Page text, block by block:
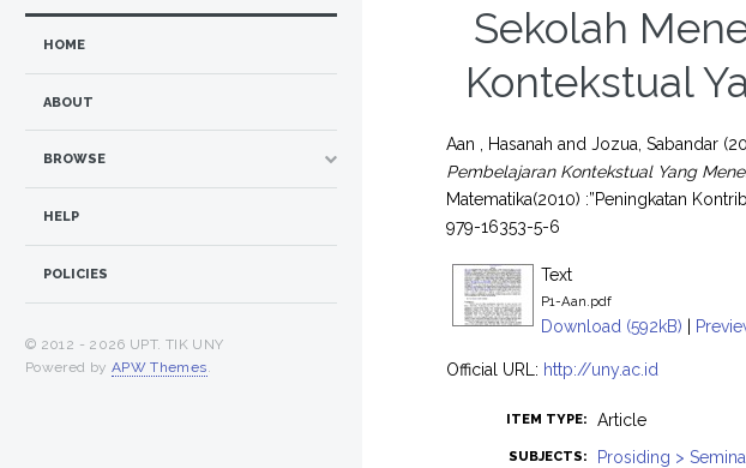
Sekolah
Kontekstual
Aan , Hasanah andJozua, Sabandar
Pembelajaran Kontekstual Yang
Matematika(2010) :”Peningkatan
979-16353-5-6
Text
P1-Aan.pdf
Download (592kB) |
Official URL: http://uny.ac.id
ITEM TYPE: Article
SUBJECTS: Prosiding >
HOME
ABOUT
BROWSE
HELP
POLICIES
© 2012 - 2026 UPT. TIK UNY
Powered by APW Themes